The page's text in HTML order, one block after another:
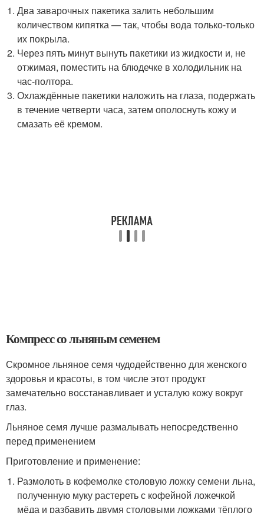
Два заварочных пакетика залить небольшим
количеством кипятка — так, чтобы вода только-только
их покрыла.
Через пять минут вынуть пакетики из жидкости и, не
отжимая, поместить на блюдечке в холодильник на
час-полтора.
Охлаждённые пакетики наложить на глаза, подержать
в течение четверти часа, затем ополоснуть кожу и
смазать её кремом.
Компресс со льняным семенем
Скромное льняное семя чудодейственно для женского
здоровья и красоты, в том числе этот продукт
замечательно восстанавливает и усталую кожу вокруг
глаз.
Льняное семя лучше размалывать непосредственно
перед применением
Приготовление и применение:
Размолоть в кофемолке столовую ложку семени льна,
полученную муку растереть с кофейной ложечкой
мёда и разбавить двумя столовыми ложками тёплого